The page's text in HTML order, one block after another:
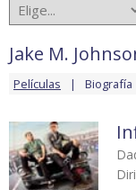
Jake M.
Películas Biografía